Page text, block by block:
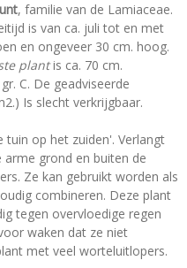
, familie van de Lamiaceae.
is van ca. juli tot en met
en ongeveer 30 cm. hoog.
plantis ca. 70 cm.
C. De geadviseerde
Is slecht verkrijgbaar.
tuin op het zuiden'. Verlangt
grond en buiten de
Ze kan gebruikt worden als
combineren. Deze plant
tegen overvloedige regen
waken dat ze niet
met veel worteluitlopers.